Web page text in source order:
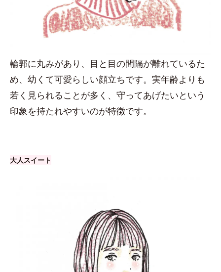
輪郭に丸みがあり、目と目の間隔が離れているた
め、幼くて可愛らしい顔立ちです。実年齢よりも
若く見られることが多く、守ってあげたいという
印象を持たれやすいのが特徴です。
大人スイート